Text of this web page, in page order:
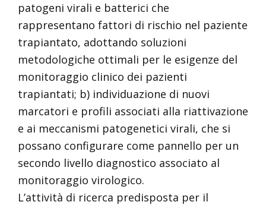
patogeni virali e batterici che
rappresentano fattori di rischio nel paziente
trapiantato, adottando soluzioni
metodologiche ottimali per le esigenze del
monitoraggio clinico dei pazienti
trapiantati; b) individuazione di nuovi
marcatori e profili associati alla riattivazione
e ai meccanismi patogenetici virali, che si
possano configurare come pannello per un
secondo livello diagnostico associato al
monitoraggio virologico.
L’attività di ricerca predisposta per il